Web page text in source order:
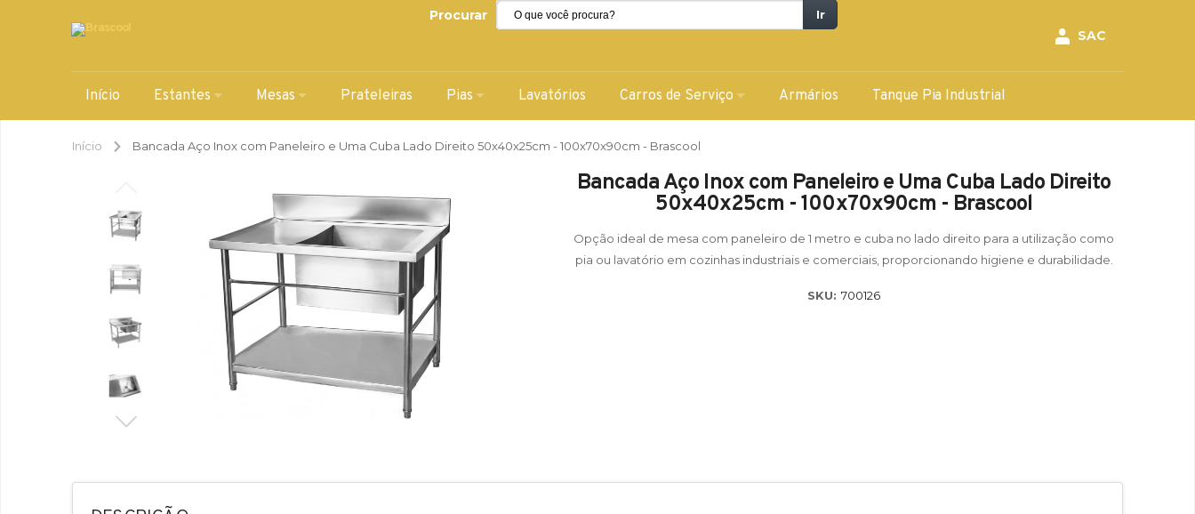
Procurar Ir
SAC
Início Estantes Mesas Prateleiras Pias Lavatórios Carros de Serviço Armários Tanque Pia Industrial
Início Bancada Aço Inox com Paneleiro e Uma Cuba Lado Direito 50x40x25cm - 100x70x90cm - Brascool
Bancada Aço Inox com Paneleiro e Uma Cuba Lado Direito
50x40x25cm - 100x70x90cm - Brascool
Opção ideal de mesa com paneleiro de 1 metro e cuba no lado direito para a utilização como
pia ou lavatório em cozinhas industriais e comerciais, proporcionando higiene e durabilidade.
SKU: 700126